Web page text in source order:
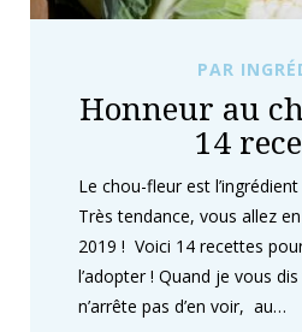
PAR
Honneur au
14
Le chou-fleur est
Très tendance, vous allez
2019 ! Voici 14 recettes
l’adopter ! Quand je vous
n’arrête pas d’en voir, au…